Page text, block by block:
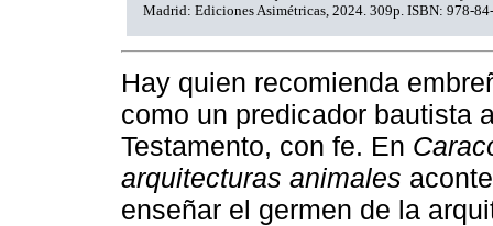
Madrid: Ediciones Asimétricas, 2024. 309p. ISBN: 978-
Hay quien recomienda
como un predicador bautista
Testamento, con fe. En
arquitecturas animales
enseñar el germen de la